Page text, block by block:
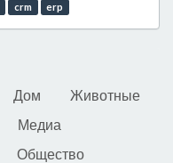
crm erp
Дом
Животные
Медиа
Общество